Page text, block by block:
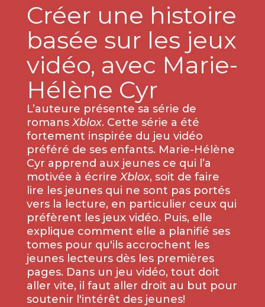
Créer une histoire
basée sur les jeux
vidéo, avec Marie-
Hélène Cyr
L’auteure présente sa série de
romansXblox. Cette série a été
fortement inspirée du jeu vidéo
préféré de ses enfants. Marie-Hélène
Cyr apprend aux jeunes ce qui l’a
motivée à écrireXblox, soit de faire
lire les jeunes qui ne sont pas portés
vers la lecture, en particulier ceux qui
préfèrent les jeux vidéo. Puis, elle
explique comment elle a planifié ses
tomes pour qu'ils accrochent les
jeunes lecteurs dès les premières
pages. Dans un jeu vidéo, tout doit
aller vite, il faut aller droit au but pour
soutenir l'intérêt des jeunes!